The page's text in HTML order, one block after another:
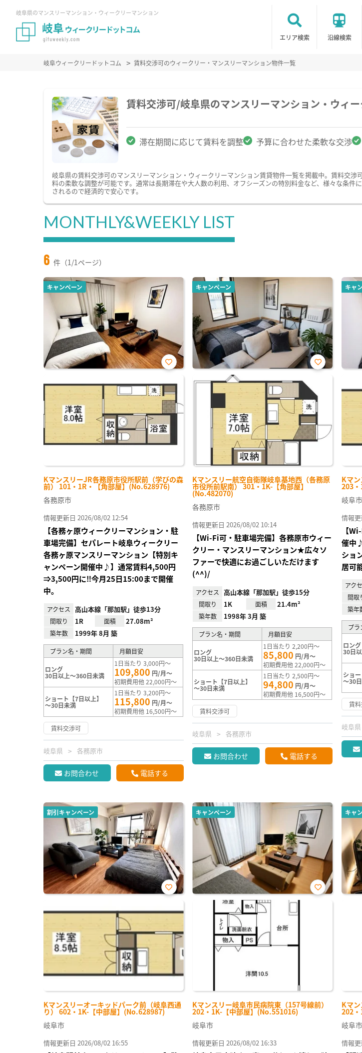
岐阜県のマンスリーマンション・ウィークリーマンション
エリア検索 沿線検索
岐阜ウィークリードットコム 賃料交渉可のウィークリー・マンスリーマンション物件一覧
賃料交渉可/岐阜県のマンスリーマンション・ウィ
滞在期間に応じて賃料を調整 予算に合わせた柔軟な交渉
岐阜県の賃料交渉可のマンスリーマンション・ウィークリーマンション賃貸物件一覧を掲載中。賃料交
料の柔軟な調整が可能です。通常は長期滞在や大人数の利用、オフシーズンの特別料金など、様々な条
されるので経済的で安心です。
MONTHLY&WEEKLY LIST
6 件（1/1ページ）
キャンペーン
KマンスリーJR各務原市役所駅前（学びの森
前） 101・1R・【角部屋】(No.628976)
お気
に入
り登
録
各務原市
情報更新日 2026/08/02 12:54
【各務ヶ原ウィークリーマンション・駐
車場完備】セパレート岐阜ウィークリー
各務ヶ原マンスリーマンション【特別キ
ャンペーン開催中♪】通常賃料4,500円
⇒3,500円に‼今月25日15:00まで開催
中。
アクセス 高山本線「那加駅」徒歩13分
間取り 1R 面積 27.08m²
築年数 1999年 8月 築
プラン名・期間 月額目安
ロング
30日以上～360日未満
1日当たり 3,000円～
109,800 円/月～
初期費用他 22,000円～
ショート【7日以上】
～30日未満
1日当たり 3,200円～
115,800 円/月～
初期費用他 16,500円～
賃料交渉可
岐阜県 各務原市
お問合わせ 電話する
キャンペーン
Kマンスリー航空自衛隊岐阜基地西（各務原
市役所前駅南） 301・1K-【角部屋】
(No.482070)
お気
り登
録
各務原市
情報更新日 2026/08/02 10:14
【Wi-Fi可・駐車場完備】各務原市ウィー
クリー・マンスリーマンション★広々ソ
ファーで快適にお過ごしいただけます
(^^)/
アクセス 高山本線「那加駅」徒歩15分
間取り 1K 面積 21.4m²
築年数 1998年 3月 築
プラン名・期間 月額目安
ロング
30日以上～360日未満
1日当たり 2,200円～
85,800 円/月～
初期費用他 22,000円～
ショート【7日以上】
～30日未満
1日当たり 2,500円～
94,800 円/月～
初期費用他 16,500円～
賃料交渉可
岐阜県 各務原市
お問合わせ 電話する
キャ
Kマン
203
岐阜市
情報
【
催中
ショ
居可
アク
間取
築年
プラ
ロング
30日
ショー
～30
賃
岐阜県
割引キャンペーン
Kマンスリーオーキッドパーク前（岐阜西通
り） 602・1K-【中部屋】(No.628987)
お気
り登
岐阜市
情報更新日 2026/08/02 16:55
キャンペーン
Kマンスリー岐阜市民病院東（157号線前）
202・1K-【中部屋】(No.551016)
お気
岐阜市
情報更新日 2026/08/02 16:33
キャ
Kマ
202
岐阜市
情報